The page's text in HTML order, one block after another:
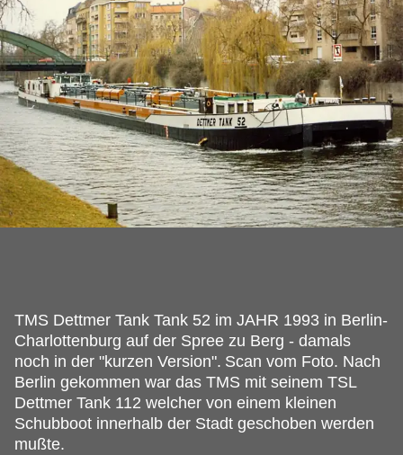
TMS Dettmer Tank Tank 52 im JAHR 1993 in Berlin-
Charlottenburg auf der Spree zu Berg - damals
noch in der "kurzen Version". Scan vom Foto. Nach
Berlin gekommen war das TMS mit seinem TSL
Dettmer Tank 112 welcher von einem kleinen
Schubboot innerhalb der Stadt geschoben werden
mußte.